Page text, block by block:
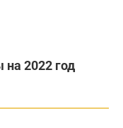
на 2022 год